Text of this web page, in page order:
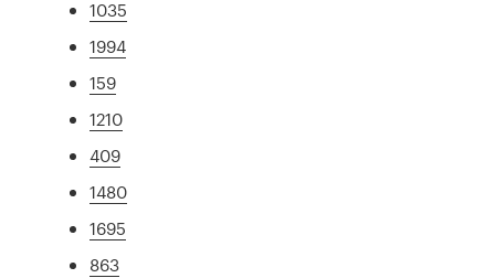
1035
1994
159
1210
409
1480
1695
863